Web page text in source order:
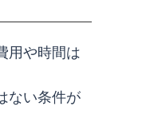
用や時間は
ない条件が